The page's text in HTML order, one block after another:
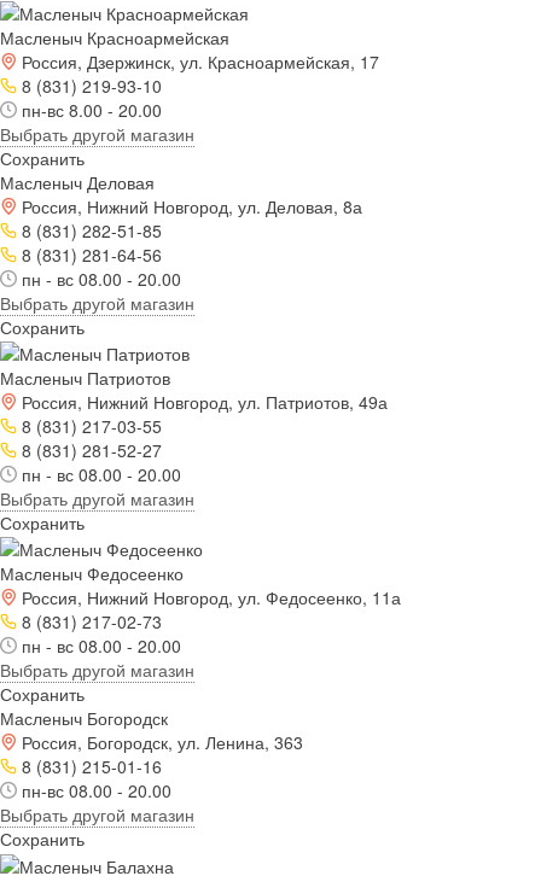
Масленыч Красноармейская
Россия, Дзержинск, ул. Красноармейская, 17
8 (831) 219-93-10
пн-вс 8.00 - 20.00
Выбрать другой магазин
Сохранить
Масленыч Деловая
Россия, Нижний Новгород, ул. Деловая, 8а
8 (831) 282-51-85
8 (831) 281-64-56
пн - вс 08.00 - 20.00
Выбрать другой магазин
Сохранить
Масленыч Патриотов
Россия, Нижний Новгород, ул. Патриотов, 49а
8 (831) 217-03-55
8 (831) 281-52-27
пн - вс 08.00 - 20.00
Выбрать другой магазин
Сохранить
Масленыч Федосеенко
Россия, Нижний Новгород, ул. Федосеенко, 11а
8 (831) 217-02-73
пн - вс 08.00 - 20.00
Выбрать другой магазин
Сохранить
Масленыч Богородск
Россия, Богородск, ул. Ленина, 363
8 (831) 215-01-16
пн-вс 08.00 - 20.00
Выбрать другой магазин
Сохранить